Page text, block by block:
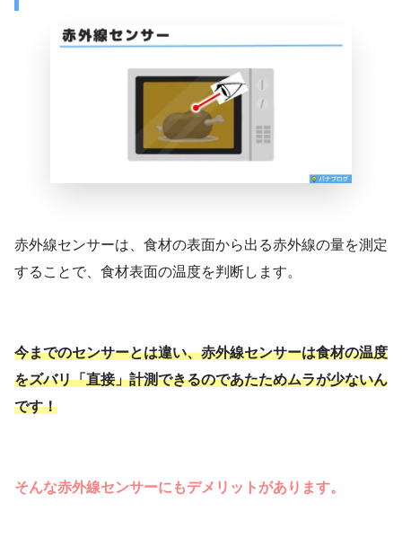
赤外線センサーは、食材の表面から出る赤外線の量を測定
することで、食材表面の温度を判断します。
今までのセンサーとは違い、赤外線センサーは食材の温度
をズバリ「直接」計測できるのであたためムラが少ないん
です！
そんな赤外線センサーにもデメリットがあります。